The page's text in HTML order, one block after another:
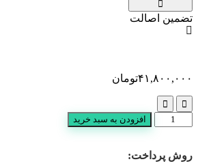
تضمین اصالت
۴۱,۸۰۰,۰۰۰تومان
ناهارخوری
مدل
4
افزودن به سبد خرید
روش پرداخت: